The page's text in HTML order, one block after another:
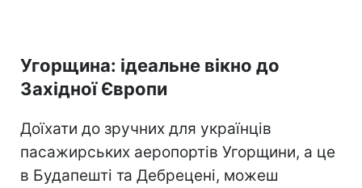
Угорщина: ідеальне вікно до
Західної Європи
Доїхати до зручних для українців
пасажирських аеропортів Угорщини, а це
в Будапешті та Дебрецені, можеш